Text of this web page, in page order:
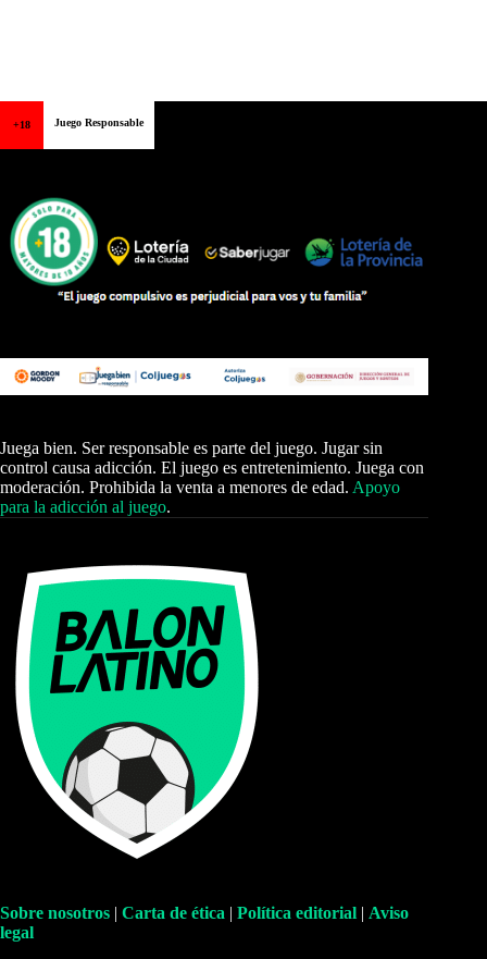
+18 Juego Responsable
Juega bien. Ser responsable es parte del juego. Jugar sin
control causa adicción. El juego es entretenimiento. Juega con
moderación. Prohibida la venta a menores de edad. Apoyo
para la adicción al juego.
Sobre nosotros | Carta de ética | Política editorial | Aviso
legal